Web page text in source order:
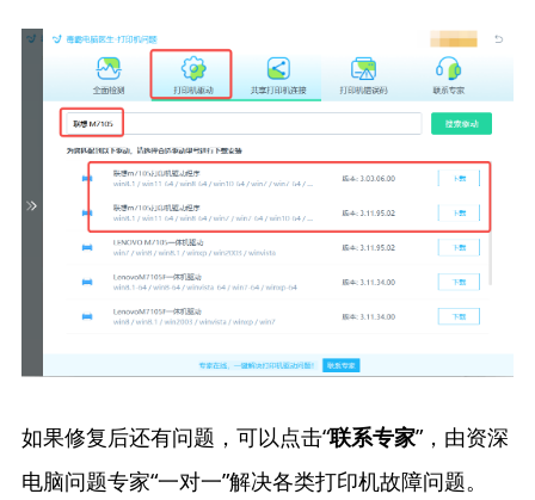
如果修复后还有问题，可以点击“联系专家”，由资深
电脑问题专家“一对一”解决各类打印机故障问题。